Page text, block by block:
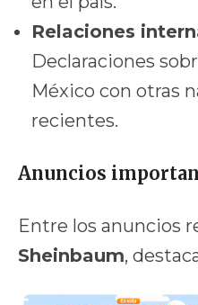
Relaciones
Declaraciones
México con otras
recientes.
Anuncios
Entre los anuncios
Sheinbaum,